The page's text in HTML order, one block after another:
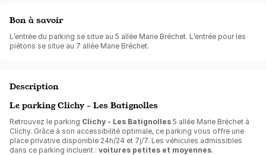
Bon à savoir
L’entrée du parking se situe au 5 allée Marie Bréchet. L’entrée pour les
piétons se situe au 7 allée Marie Bréchet.
Description
Le parking Clichy - Les Batignolles
Retrouvez le parking Clichy - Les Batignolles 5 allée Marie Bréchet à
Clichy. Grâce à son accessibilité optimale, ce parking vous offre une
place privative disponible 24h/24 et 7j/7. Les véhicules admissibles
dans ce parking incluent : voitures petites et moyennes.